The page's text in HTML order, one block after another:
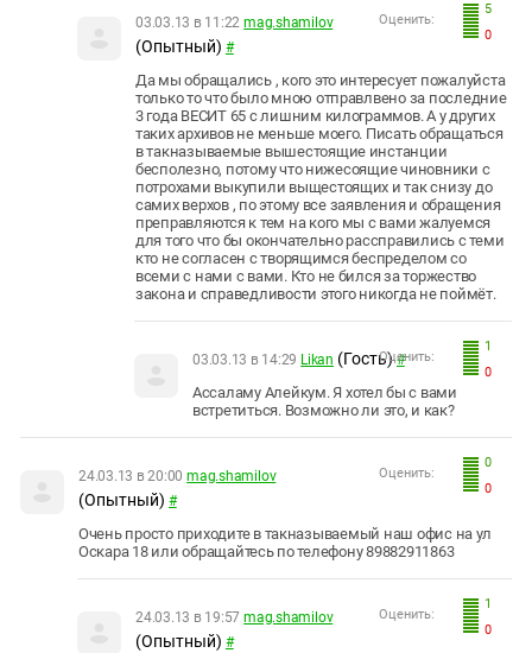
5
0
Оценить:
03.03.13 в 11:22 mag.shamilov
(Опытный) #
Да мы обращались , кого это интересует пожалуйста
только то что было мною отправлвено за последние
3 года ВЕСИТ 65 с лишним килограммов. А у других
таких архивов не меньше моего. Писать обращаться
в такназываемые вышестоящие инстанции
бесполезно, потому что нижесоящие чиновники с
потрохами выкупили выщестоящих и так снизу до
самих верхов , по этому все заявления и обращения
преправляются к тем на кого мы с вами жалуемся
для того что бы окончательно рассправились с теми
кто не согласен с творящимся беспределом со
всеми с нами с вами. Кто не бился за торжество
закона и справедливости этого никогда не поймёт.
1
0
Оценить:
03.03.13 в 14:29 Likan (Гость) #
Ассаламу Алейкум. Я хотел бы с вами
встретиться. Возможно ли это, и как?
0
0
Оценить:
24.03.13 в 20:00 mag.shamilov
(Опытный) #
Очень просто приходите в такназываемый наш офис на ул
Оскара 18 или обращайтесь по телефону 89882911863
1
0
Оценить:
24.03.13 в 19:57 mag.shamilov
(Опытный) #